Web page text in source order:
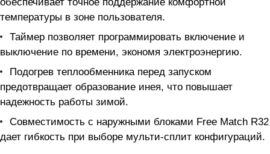
температуры в зоне пользователя.
Таймер позволяет программировать включение и
выключение по времени, экономя электроэнергию.
Подогрев теплообменника перед запуском
предотвращает образование инея, что повышает
надежность работы зимой.
Совместимость с наружными блоками Free Match R32
дает гибкость при выборе мульти-сплит конфигураций.